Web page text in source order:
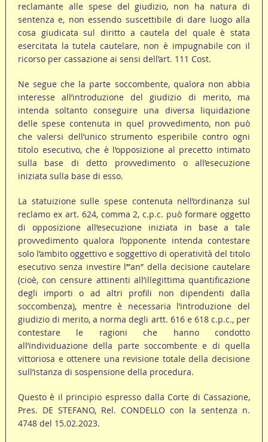
reclamante alle spese del giudizio, non ha natura di
sentenza e, non essendo suscettibile di dare luogo alla
cosa giudicata sul diritto a cautela del quale è stata
esercitata la tutela cautelare, non è impugnabile con il
ricorso per cassazione ai sensi dell’art. 111 Cost.
Ne segue che la parte soccombente, qualora non abbia
interesse all’introduzione del giudizio di merito, ma
intenda soltanto conseguire una diversa liquidazione
delle spese contenuta in quel provvedimento, non può
che valersi dell’unico strumento esperibile contro ogni
titolo esecutivo, che è l’opposizione al precetto intimato
sulla base di detto provvedimento o all’esecuzione
iniziata sulla base di esso.
La statuizione sulle spese contenuta nell’ordinanza sul
reclamo ex art. 624, comma 2, c.p.c. può formare oggetto
di opposizione all’esecuzione iniziata in base a tale
provvedimento qualora l’opponente intenda contestare
solo l’ambito oggettivo e soggettivo di operatività del titolo
esecutivo senza investire l’”an” della decisione cautelare
(cioè, con censure attinenti all’illegittima quantificazione
degli importi o ad altri profili non dipendenti dalla
soccombenza), mentre è necessaria l’introduzione del
giudizio di merito, a norma degli artt. 616 e 618 c.p.c., per
contestare le ragioni che hanno condotto
all’individuazione della parte soccombente e di quella
vittoriosa e ottenere una revisione totale della decisione
sull’istanza di sospensione della procedura.
Questo è il principio espresso dalla Corte di Cassazione,
Pres. DE STEFANO, Rel. CONDELLO con la sentenza n.
4748 del 15.02.2023.